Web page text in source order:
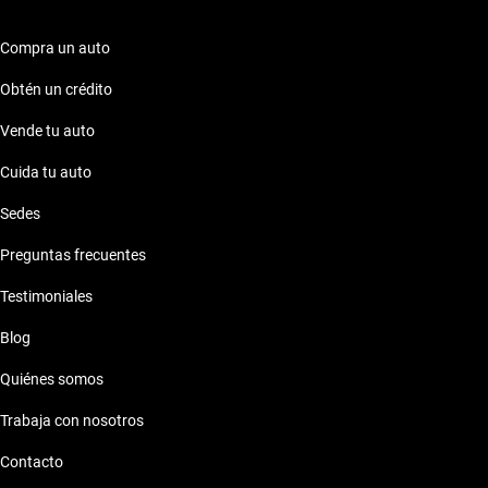
Compra un auto
Obtén un crédito
Vende tu auto
Cuida tu auto
Sedes
Preguntas frecuentes
Testimoniales
Blog
Quiénes somos
Trabaja con nosotros
Contacto